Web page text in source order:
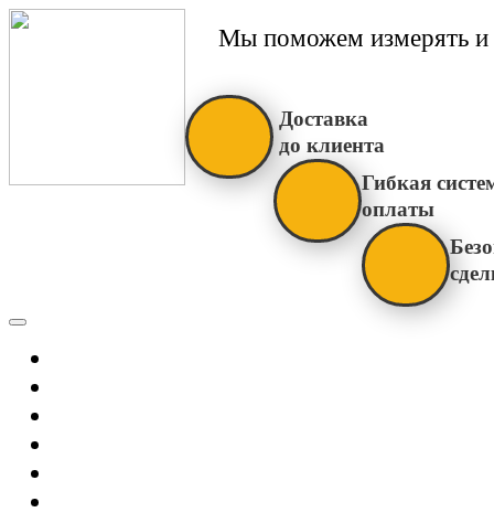
Мы поможем измерять и
Доставка
до клиента
Гибкая
оплаты